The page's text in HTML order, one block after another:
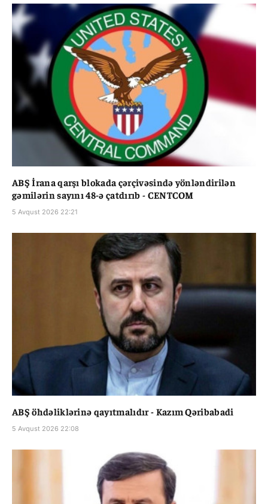
ABŞ İrana qarşı blokada çərçivəsində yönləndirilən
gəmilərin sayını 48-ə çatdırıb - CENTCOM
5 Avqust 2026 22:21
ABŞ öhdəliklərinə qayıtmalıdır - Kazım Qəribabadi
5 Avqust 2026 22:08